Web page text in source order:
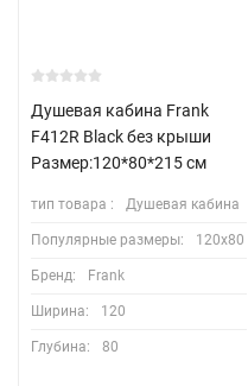
Душевая кабина Frank
F412R Black без крыши
Размер:120*80*215 см
тип товара : Душевая кабина
Популярные размеры: 120х80
Бренд: Frank
Ширина: 120
Глубина: 80